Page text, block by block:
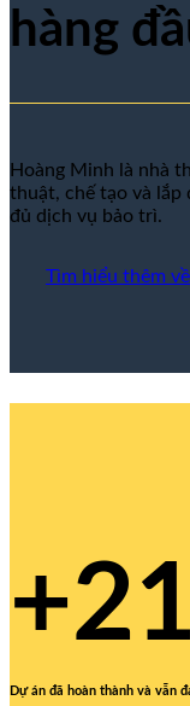
hàng
Hoàng Minh là nhà
thuật, chế tạo và lắp
đủ dịch vụ bảo trì.
Tìm hiểu thêm
Dự án đã hoàn thành và vẫn